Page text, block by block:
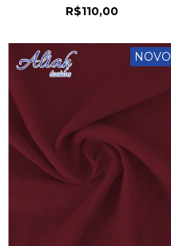
R$110,00
NOVO